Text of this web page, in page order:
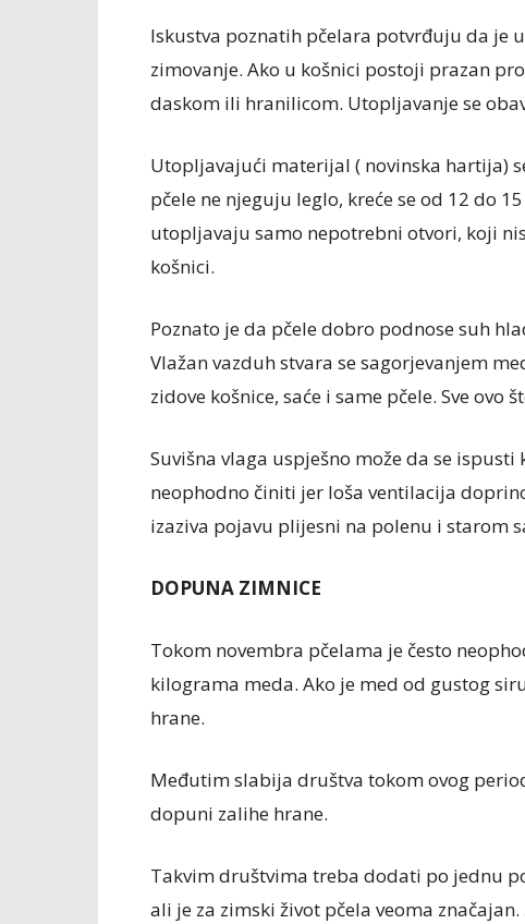
Iskustva poznatih pčelara potvrđuju da je
zimovanje. Ako u košnici postoji prazan
daskom ili hranilicom. Utopljavanje se
Utopljavajući materijal ( novinska hartija)
pčele ne njeguju leglo, kreće se od 12 do
utopljavaju samo nepotrebni otvori, koji
košnici.
Poznato je da pčele dobro podnose suh
Vlažan vazduh stvara se sagorjevanjem
zidove košnice, saće i same pčele. Sve
Suvišna vlaga uspješno može da se
neophodno činiti jer loša ventilacija
izaziva pojavu plijesni na polenu i starom
DOPUNA ZIMNICE
Tokom novembra pčelama je često
kilograma meda. Ako je med od gustog
hrane.
Međutim slabija društva tokom ovog
dopuni zalihe hrane.
Takvim društvima treba dodati po jednu
ali je za zimski život pčela veoma